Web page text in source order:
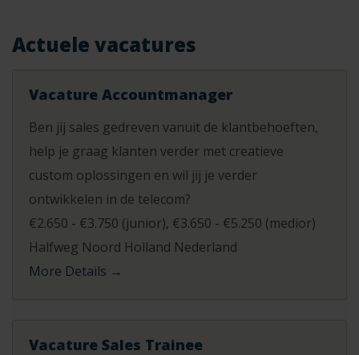
Actuele vacatures
Vacature Accountmanager
Ben jij sales gedreven vanuit de klantbehoeften,
help je graag klanten verder met creatieve
custom oplossingen en wil jij je verder
ontwikkelen in de telecom?
€2.650 - €3.750 (junior) €3.650 - €5.250 (medior)
Halfweg Noord Holland Nederland
More Details
Vacature Sales Trainee